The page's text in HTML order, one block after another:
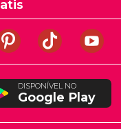
DISPONÍVEL NO
Google Play